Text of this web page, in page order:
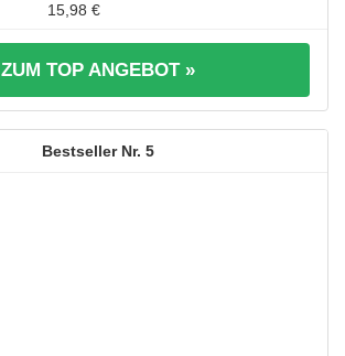
15,98 €
ZUM TOP ANGEBOT »
5